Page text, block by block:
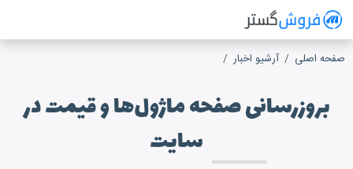
سیستم مدیریت فروش آنلاین
صفحه اصلی آرشیو اخبار
بروزرسانی صفحه ماژول‌ها و قیمت در
سایت